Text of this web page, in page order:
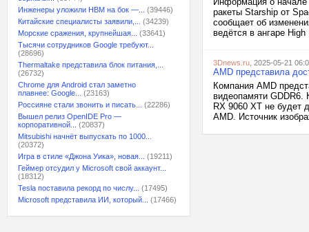
Инженеры уложили HBM на бок —...
(39446)
Китайские специалисты заявили,...
(34239)
Морские сражения, крупнейшая...
(33641)
Тысячи сотрудников Google требуют...
(28696)
Thermaltake представила блок питания,...
(26732)
Chrome для Android стал заметно
плавнее: Google...
(23163)
Россияне стали звонить и писать...
(22286)
Вышел релиз OpenIDE Pro —
корпоративной...
(20837)
Mitsubishi начнёт выпускать по 1000...
(20372)
Игра в стиле «Джона Уика», новая...
(19211)
Геймер отсудил у Microsoft свой аккаунт...
(18312)
Tesla поставила рекорд по числу...
(17495)
Microsoft представила ИИ, который...
(17466)
ракеты Starship от
сообщает об
ведётся в ангаре
3Dnews.ru , 2025-05-21
AMD представила
Компания AMD
видеопамяти GDDR6.
RX 9060 XT не будет
AMD. Источник